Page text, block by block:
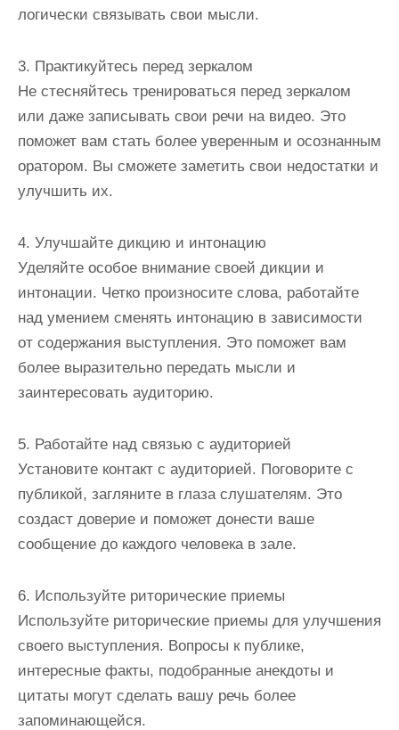
логически связывать свои мысли.
3. Практикуйтесь перед зеркалом
Не стесняйтесь тренироваться перед зеркалом
или даже записывать свои речи на видео. Это
поможет вам стать более уверенным и осознанным
оратором. Вы сможете заметить свои недостатки и
улучшить их.
4. Улучшайте дикцию и интонацию
Уделяйте особое внимание своей дикции и
интонации. Четко произносите слова, работайте
над умением сменять интонацию в зависимости
от содержания выступления. Это поможет вам
более выразительно передать мысли и
заинтересовать аудиторию.
5. Работайте над связью с аудиторией
Установите контакт с аудиторией. Поговорите с
публикой, загляните в глаза слушателям. Это
создаст доверие и поможет донести ваше
сообщение до каждого человека в зале.
6. Используйте риторические приемы
Используйте риторические приемы для улучшения
своего выступления. Вопросы к публике,
интересные факты, подобранные анекдоты и
цитаты могут сделать вашу речь более
запоминающейся.